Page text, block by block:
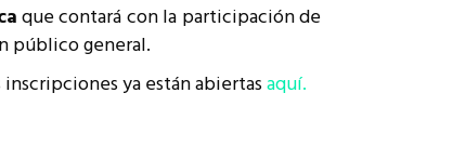
que contará con la participación de
público general.
ya están abiertasaquí.